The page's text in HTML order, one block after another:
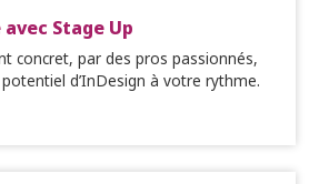
Stage Up
concret, par des pros passionnés,
d’InDesign à votre rythme.